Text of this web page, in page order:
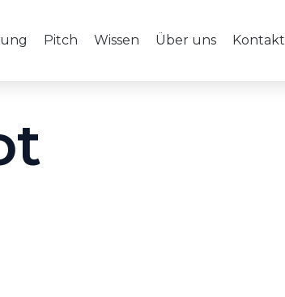
Pitch Wissen Über uns Kontakt